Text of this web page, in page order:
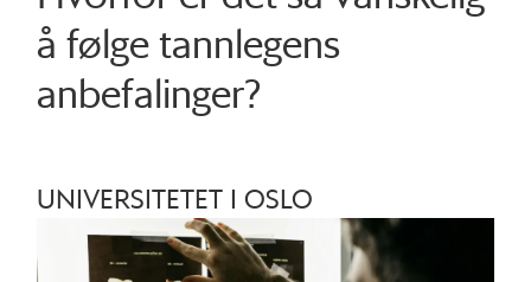
å følge tannlegens
anbefalinger?
UNIVERSITETET I OSLO